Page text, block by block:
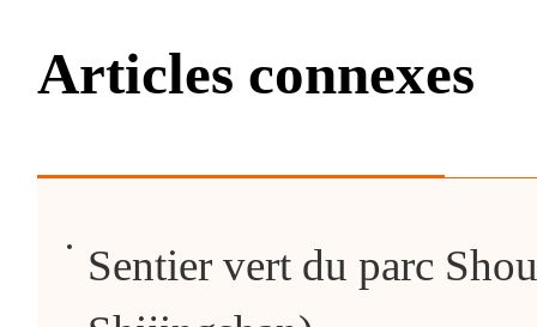
Articles connexes
Sentier vert du parc